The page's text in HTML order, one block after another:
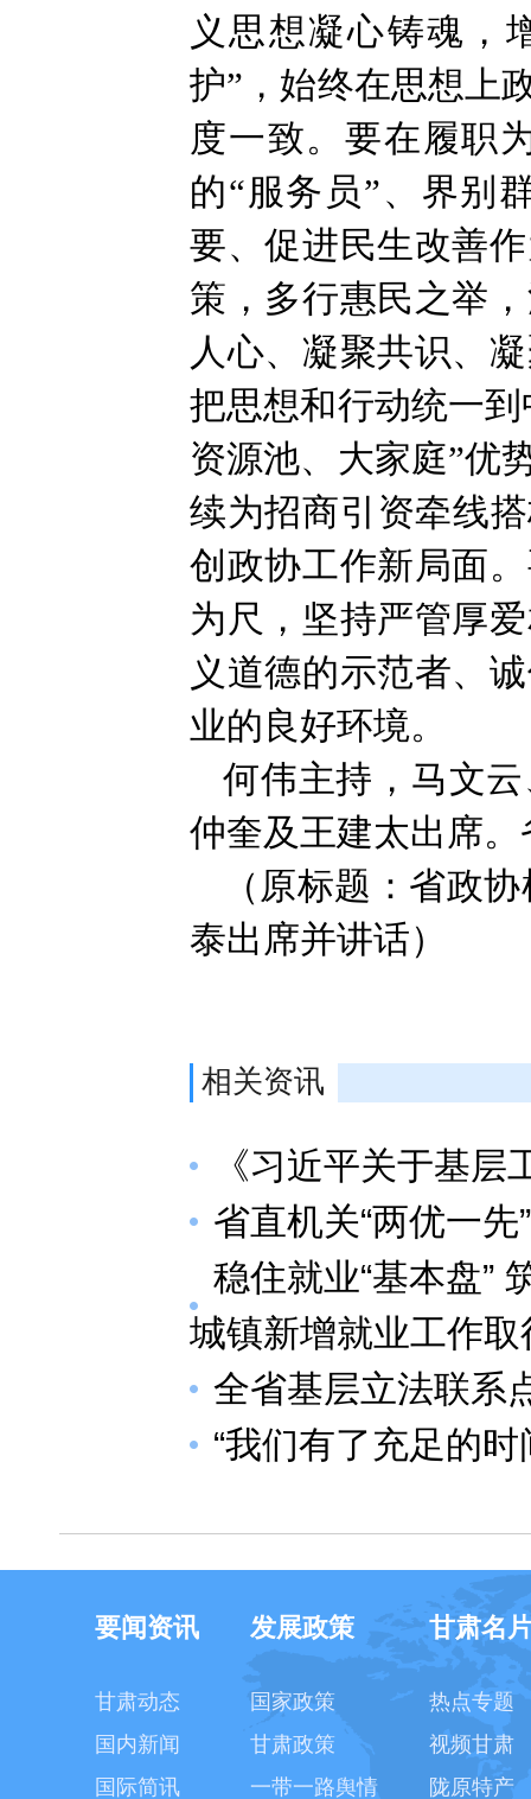
义思想凝心铸魂，
护”，始终在思想上
度一致。要在履职
的“服务员”、界别
要、促进民生改善
策，多行惠民之举
人心、凝聚共识、
把思想和行动统一
资源池、大家庭”优
续为招商引资牵线
创政协工作新局面
为尺，坚持严管厚
义道德的示范者、
业的良好环境。
何伟主持，马文
仲奎及王建太出席
（原标题：省政
泰出席并讲话）
相关资讯
《习近平关于基
省直机关“两优一
稳住就业“基本盘”
城镇新增就业工作取
全省基层立法联系
“我们有了充足的
要闻资讯
甘肃动态
国内新闻
国际简讯
发展政策
国家政策
甘肃政策
一带一路舆情
甘肃名
热点专题
视频甘肃
陇原特产